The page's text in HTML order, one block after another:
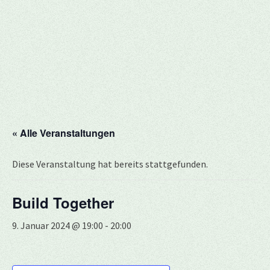
« Alle Veranstaltungen
Diese Veranstaltung hat bereits stattgefunden.
Build Together
9. Januar 2024 @ 19:00 - 20:00